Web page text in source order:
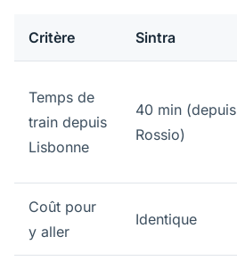
Critère Sintra
Temps de
train depuis
Lisbonne
40 min (depuis
Rossio)
Coût pour
y aller
Identique